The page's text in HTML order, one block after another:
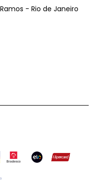
- Rio de Janeiro